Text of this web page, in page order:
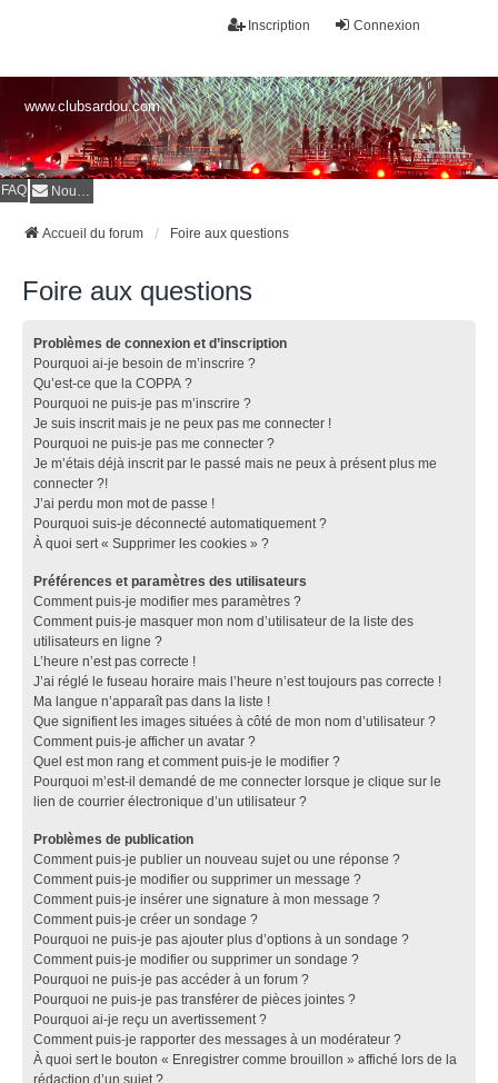
Connexion
Inscription
www.clubsardou.com
FAQ Nous contacter
Accueil du forum Foire aux questions
Foire aux questions
Problèmes de connexion et d’inscription
Pourquoi ai-je besoin de m’inscrire ?
Qu’est-ce que la COPPA ?
Pourquoi ne puis-je pas m’inscrire ?
Je suis inscrit mais je ne peux pas me connecter !
Pourquoi ne puis-je pas me connecter ?
Je m’étais déjà inscrit par le passé mais ne peux à présent plus me
connecter ?!
J’ai perdu mon mot de passe !
Pourquoi suis-je déconnecté automatiquement ?
À quoi sert « Supprimer les cookies » ?
Préférences et paramètres des utilisateurs
Comment puis-je modifier mes paramètres ?
Comment puis-je masquer mon nom d’utilisateur de la liste des
utilisateurs en ligne ?
L’heure n’est pas correcte !
J’ai réglé le fuseau horaire mais l’heure n’est toujours pas correcte !
Ma langue n’apparaît pas dans la liste !
Que signifient les images situées à côté de mon nom d’utilisateur ?
Comment puis-je afficher un avatar ?
Quel est mon rang et comment puis-je le modifier ?
Pourquoi m’est-il demandé de me connecter lorsque je clique sur le
lien de courrier électronique d’un utilisateur ?
Problèmes de publication
Comment puis-je publier un nouveau sujet ou une réponse ?
Comment puis-je modifier ou supprimer un message ?
Comment puis-je insérer une signature à mon message ?
Comment puis-je créer un sondage ?
Pourquoi ne puis-je pas ajouter plus d’options à un sondage ?
Comment puis-je modifier ou supprimer un sondage ?
Pourquoi ne puis-je pas accéder à un forum ?
Pourquoi ne puis-je pas transférer de pièces jointes ?
Pourquoi ai-je reçu un avertissement ?
Comment puis-je rapporter des messages à un modérateur ?
À quoi sert le bouton « Enregistrer comme brouillon » affiché lors de la
rédaction d’un sujet ?